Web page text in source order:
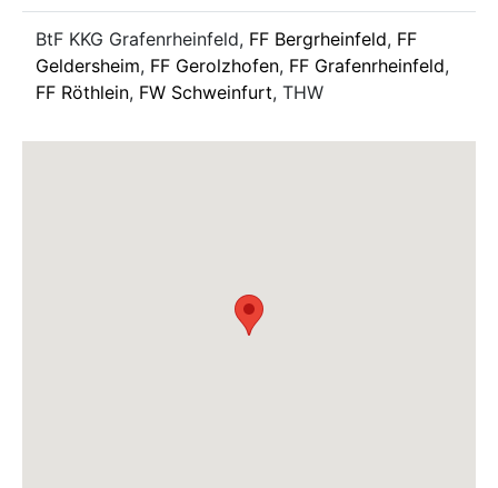
BtF KKG Grafenrheinfeld, FF Bergrheinfeld, FF
Geldersheim, FF Gerolzhofen, FF Grafenrheinfeld,
FF Röthlein, FW Schweinfurt, THW